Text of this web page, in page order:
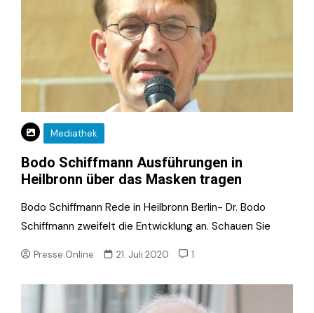
Mediathek
Bodo Schiffmann Ausführungen in
Heilbronn über das Masken tragen
Bodo Schiffmann Rede in Heilbronn Berlin- Dr. Bodo
Schiffmann zweifelt die Entwicklung an. Schauen Sie
Presse.Online 21. Juli 2020 1